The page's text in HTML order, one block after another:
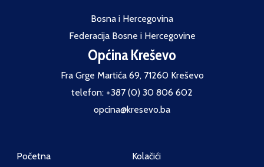
Bosna i Hercegovina
Federacija Bosne i Hercegovine
Općina Kreševo
Fra Grge Martića 69, 71260 Kreševo
telefon: +387 (0) 30 806 602
opcina@kresevo.ba
Početna
Kolačići